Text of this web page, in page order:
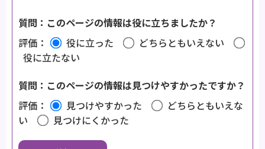
質問：このページの情報は役に立ちましたか？
評価：
役に立った
どちらともいえない
役に立たない
質問：このページの情報は見つけやすかったですか？
評価：
見つけやすかった
どちらともいえな
い
見つけにくかった